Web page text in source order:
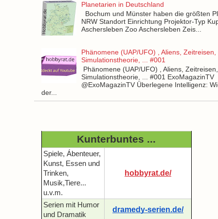
Planetarien in Deutschland
Bochum und Münster haben die größten
NRW Standort Einrichtung Projektor-Typ
Aschersleben Zoo Aschersleben Zeis...
Phänomene (UAP/UFO) , Aliens, Zeitreisen,
Simulationstheorie, ... #001
Phänomene (UAP/UFO) , Aliens, Zeitreisen,
Simulationstheorie, ... #001 ExoMagazinTV
@ExoMagazinTV Überlegene Intelligenz:
der...
Kunterbuntes ...
Spiele, Ábenteuer,
Kunst, Essen und
Trinken,
Musik,Tiere...
u.v.m.
hobbyrat.de/
Serien mit Humor
und Dramatik
dramedy-serien.de/